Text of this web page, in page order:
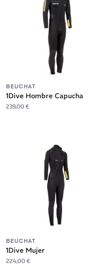
BEUCHAT
1Dive Hombre Capucha
239,00 €
BEUCHAT
1Dive Mujer
224,00 €